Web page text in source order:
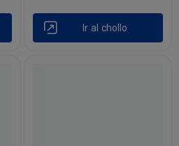
Ir al chollo